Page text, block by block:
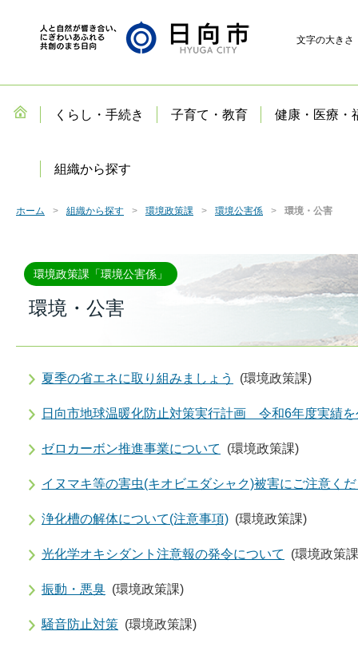
文字の大きさ
くらし・手続き 子育て・教育 健康・医療・
組織から探す
ホーム 組織から探す 環境政策課 環境公害係 環境・公害
環境政策課「環境公害係」
環境・公害
夏季の省エネに取り組みましょう (環境政策課)
日向市地球温暖化防止対策実行計画 令和6年度実績を
ゼロカーボン推進事業について (環境政策課)
イヌマキ等の害虫(キオビエダシャク)被害にご注意く
浄化槽の解体について(注意事項) (環境政策課)
光化学オキシダント注意報の発令について (環境政策
振動・悪臭 (環境政策課)
騒音防止対策 (環境政策課)